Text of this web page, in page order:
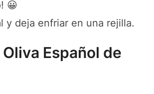
😀
y deja enfriar en una rejilla.
Español de